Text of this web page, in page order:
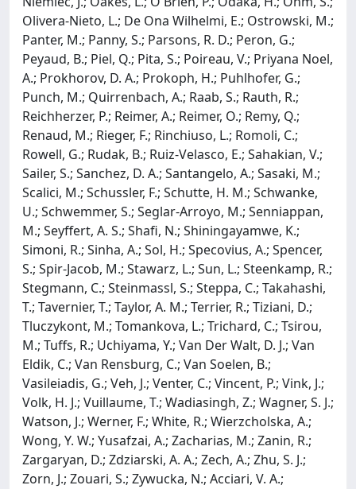
Olivera-Nieto, L.; De Ona Wilhelmi, E.; Ostrowski, M.;
Panter, M.; Panny, S.; Parsons, R. D.; Peron, G.;
Peyaud, B.; Piel, Q.; Pita, S.; Poireau, V.; Priyana Noel,
A.; Prokhorov, D. A.; Prokoph, H.; Puhlhofer, G.;
Punch, M.; Quirrenbach, A.; Raab, S.; Rauth, R.;
Reichherzer, P.; Reimer, A.; Reimer, O.; Remy, Q.;
Renaud, M.; Rieger, F.; Rinchiuso, L.; Romoli, C.;
Rowell, G.; Rudak, B.; Ruiz-Velasco, E.; Sahakian, V.;
Sailer, S.; Sanchez, D. A.; Santangelo, A.; Sasaki, M.;
Scalici, M.; Schussler, F.; Schutte, H. M.; Schwanke,
U.; Schwemmer, S.; Seglar-Arroyo, M.; Senniappan,
M.; Seyffert, A. S.; Shafi, N.; Shiningayamwe, K.;
Simoni, R.; Sinha, A.; Sol, H.; Specovius, A.; Spencer,
S.; Spir-Jacob, M.; Stawarz, L.; Sun, L.; Steenkamp, R.;
Stegmann, C.; Steinmassl, S.; Steppa, C.; Takahashi,
T.; Tavernier, T.; Taylor, A. M.; Terrier, R.; Tiziani, D.;
Tluczykont, M.; Tomankova, L.; Trichard, C.; Tsirou,
M.; Tuffs, R.; Uchiyama, Y.; Van Der Walt, D. J.; Van
Eldik, C.; Van Rensburg, C.; Van Soelen, B.;
Vasileiadis, G.; Veh, J.; Venter, C.; Vincent, P.; Vink, J.;
Volk, H. J.; Vuillaume, T.; Wadiasingh, Z.; Wagner, S. J.;
Watson, J.; Werner, F.; White, R.; Wierzcholska, A.;
Wong, Y. W.; Yusafzai, A.; Zacharias, M.; Zanin, R.;
Zargaryan, D.; Zdziarski, A. A.; Zech, A.; Zhu, S. J.;
Zorn, J.; Zouari, S.; Zywucka, N.; Acciari, V. A.;